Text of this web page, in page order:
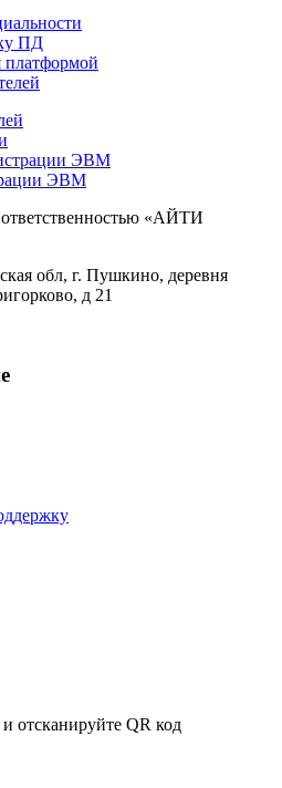
ПД
платформой
ЭВМ
ЭВМ
«АЙТИ
обл, г. Пушкино, деревня
д 21
отсканируйте QR код